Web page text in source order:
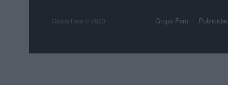
Grupo Faro Publicidad
Grupo Faro © 2023